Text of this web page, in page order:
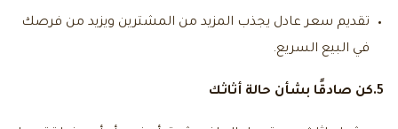
تقديم سعر عادل يجذب المزيد من المشترين ويزيد من فرصك
في البيع السريع.